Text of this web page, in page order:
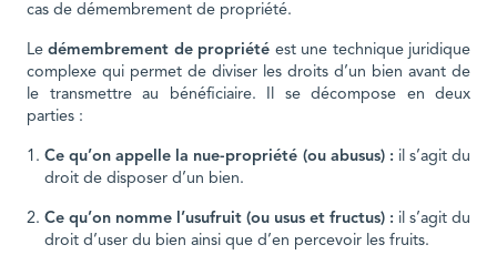
cas de démembrement de propriété.
Ledémembrement de propriété est une technique juridique
complexe qui permet de diviser les droits d’un bien avant de
le transmettre au bénéficiaire. Il se décompose en deux
parties :
Ce qu’on appelle la nue-propriété (ou abusus) : il s’agit du
droit de disposer d’un bien.
Ce qu’on nomme l’usufruit (ou usus et fructus) : il s’agit du
droit d’user du bien ainsi que d’en percevoir les fruits.